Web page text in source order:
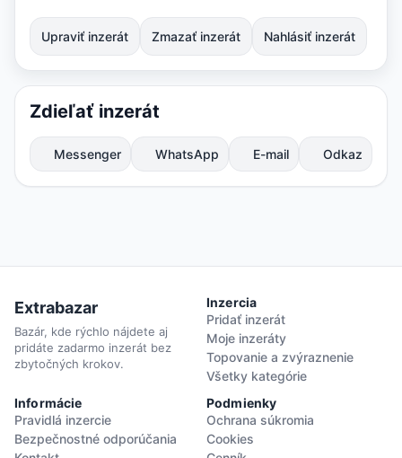
Upraviť inzerát Zmazať inzerát Nahlásiť inzerát
Zdieľať inzerát
Messenger WhatsApp E-mail Odkaz
Extrabazar
Bazár, kde rýchlo nájdete aj
pridáte zadarmo inzerát bez
zbytočných krokov.
Inzercia
Pridať inzerát
Moje inzeráty
Topovanie a zvýraznenie
Všetky kategórie
Informácie
Pravidlá inzercie
Bezpečnostné odporúčania
Podmienky
Ochrana súkromia
Cookies